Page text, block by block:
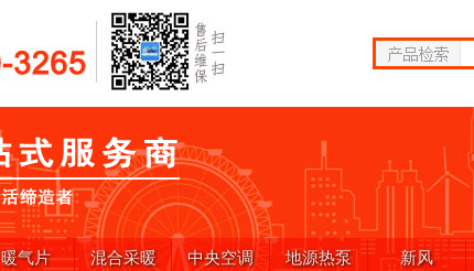
暖气片 混合采暖 中央空调 地源热泵 新风